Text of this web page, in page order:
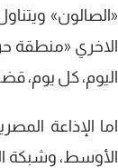
«الصالون»
اليوم، كل يوم،
اما الإذاعة
الأوسط، وشبكة